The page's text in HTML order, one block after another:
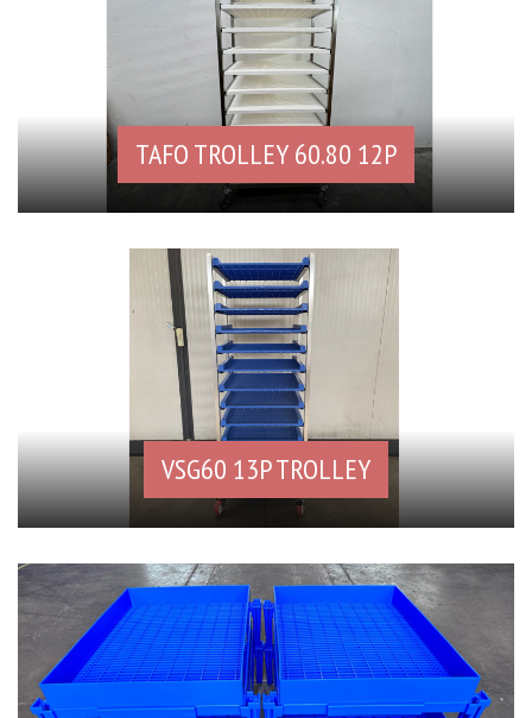
TAFO TROLLEY 60.80 12P
VSG60 13P TROLLEY